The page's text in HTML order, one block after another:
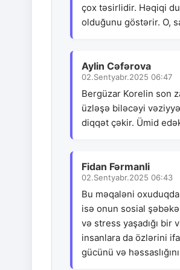
çox təsirlidir. Həqiqi
olduğunu göstərir. O,
Aylin Cəfərova
02.Sentyabr.2025 06:47
Bergüzar Korelin son
üzləşə biləcəyi
diqqət çəkir. Ümid
Fidan Fərmanli
02.Sentyabr.2025 06:43
Bu məqaləni
isə onun sosial
və stress yaşadığı bir
insanlara da özlərini
gücünü və